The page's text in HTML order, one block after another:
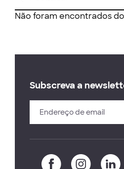
Não foram encontrados
Subscreva a